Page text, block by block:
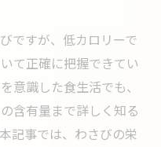
ですが、低カロリーで
て正確に把握できてい
意識した食生活でも、
含有量まで詳しく知る
記事では、わさびの栄